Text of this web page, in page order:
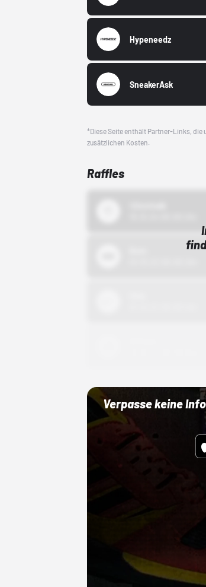
Hypeneedz
SneakerAsk
*Diese Seite enthält Partner-Links,
zusätzlichen Kosten.
Raffles
Verpasse keine